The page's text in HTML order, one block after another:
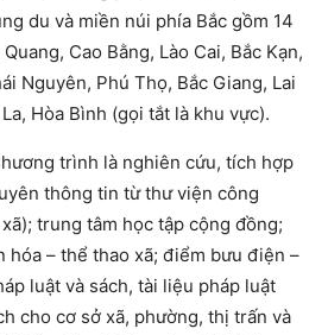
du và miền núi phía Bắc gồm 14
Cao Bằng, Lào Cai, Bắc Kạn,
Nguyên, Phú Thọ, Bắc Giang, Lai
Hòa Bình (gọi tắt là khu vực).
trình là nghiên cứu, tích hợp
thông tin từ thư viện công
trung tâm học tập cộng đồng;
hóa – thể thao xã; điểm bưu điện –
luật và sách, tài liệu pháp luật
cho cơ sở xã, phường, thị trấn và